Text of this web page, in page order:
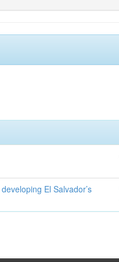
El Salvador’s